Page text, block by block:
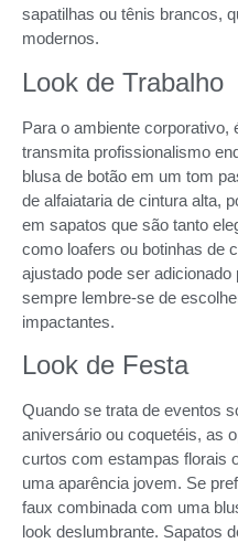
sapatilhas ou tênis brancos,
modernos.
Look de Trabalho
Para o ambiente
transmita profissionalismo
blusa de botão em um tom
de alfaiataria de cintura alta,
em sapatos que são tanto
como loafers ou botinhas de
ajustado pode ser
sempre lembre-se de
impactantes.
Look de Festa
Quando se trata de eventos
aniversário ou coquetéis, as
curtos com estampas florais
uma aparência jovem. Se
faux combinada com uma
look deslumbrante. Sapatos